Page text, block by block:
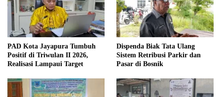
PAD Kota Jayapura Tumbuh
Positif di Triwulan II 2026,
Realisasi Lampaui Target
Dispenda Biak Tata Ulang
Sistem Retribusi Parkir dan
Pasar di Bosnik